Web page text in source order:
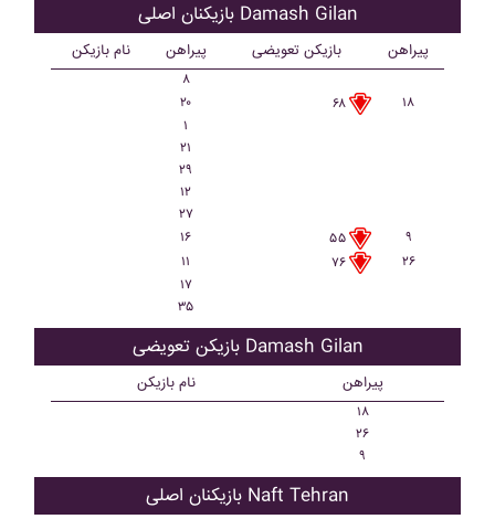
بازیکنان اصلی Damash Gilan
نام بازیکن پیراهن بازیکن تعویضی پیراهن
۸
۲۰
۶۸
۱۸
۱
۲۱
۲۹
۱۲
۲۷
۱۶
۵۵
۹
۱۱
۷۶
۲۶
۱۷
۳۵
بازیکن تعویضی Damash Gilan
نام بازیکن پیراهن
۱۸
۲۶
۹
بازیکنان اصلی Naft Tehran